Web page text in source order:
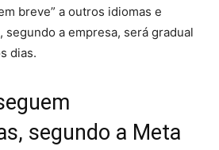
breve” a outros idiomas e
segundo a empresa, será gradual
dias.
segundo a Meta